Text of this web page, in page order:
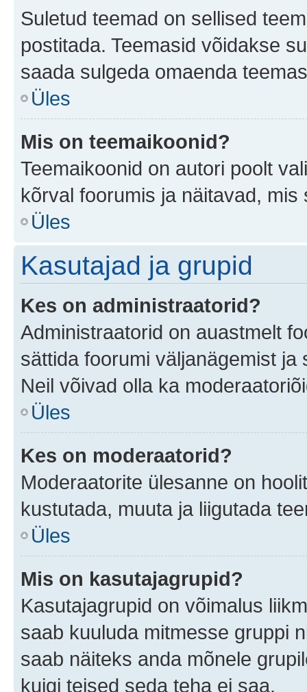
Suletud teemad on sellised
postitada. Teemasid võidakse
saada sulgeda omaenda
Üles
Mis on teemaikoonid?
Teemaikoonid on autori poolt
kõrval foorumis ja näitavad, mis
Üles
Kasutajad ja grupid
Kes on administraatorid?
Administraatorid on auastmelt
sättida foorumi väljanägemist
Neil võivad olla ka
Üles
Kes on moderaatorid?
Moderaatorite ülesanne on
kustutada, muuta ja liigutada
Üles
Mis on kasutajagrupid?
Kasutajagrupid on võimalus
saab kuuluda mitmesse gruppi
saab näiteks anda mõnele
kuigi teised seda teha ei saa.